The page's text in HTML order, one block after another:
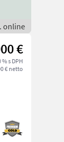
online
€
% s DPH
€ netto